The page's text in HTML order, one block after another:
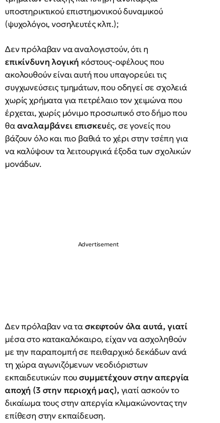
υποστηρικτικού επιστημονικού δυναμικού
(ψυχολόγοι, νοσηλευτές κλπ.);
Δεν πρόλαβαν να αναλογιστούν, ότι η
επικίνδυνη λογική κόστους-οφέλους που
ακολουθούν είναι αυτή που υπαγορεύει τις
συγχωνεύσεις τμημάτων, που οδηγεί σε σχολειά
χωρίς χρήματα για πετρέλαιο τον χειμώνα που
έρχεται, χωρίς μόνιμο προσωπικό στο δήμο που
θααναλαμβάνει επισκευές, σε γονείς που
βάζουν όλο και πιο βαθιά το χέρι στην τσέπη για
να καλύψουν τα λειτουργικά έξοδα των σχολικών
μονάδων.
Δεν πρόλαβαν να τασκεφτούν όλα αυτά, γιατί
μέσα στο κατακαλόκαιρο, είχαν να ασχοληθούν
με την παραπομπή σε πειθαρχικό δεκάδων ανά
τη χώρα αγωνιζόμενων νεοδιόριστων
εκπαιδευτικών πουσυμμετέχουν στην απεργία
αποχή (3 στην περιοχή μας), γιατί ασκούν το
δικαίωμα τους στην απεργία κλιμακώνοντας την
επίθεση στην εκπαίδευση.